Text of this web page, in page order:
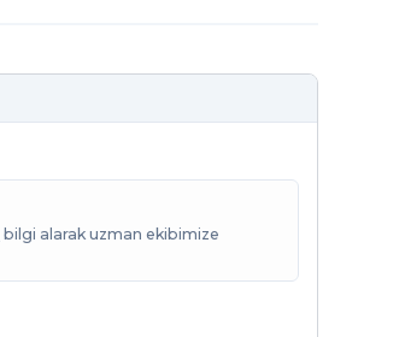
bilgi alarak uzman ekibimize